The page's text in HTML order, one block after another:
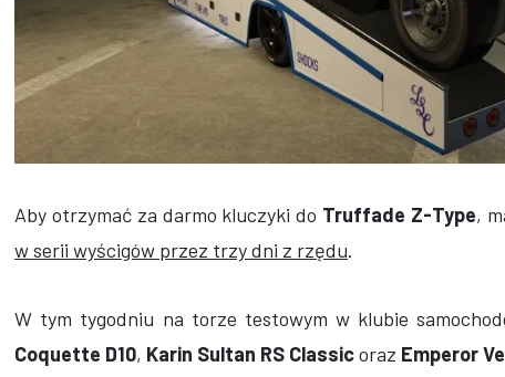
Aby otrzymać za darmo kluczyki do Truffade Z-Type,
w serii wyścigów przez trzy dni z rzędu.
W tym tygodniu na torze testowym w klubie
Coquette D10, Karin Sultan RS Classicoraz Emperor